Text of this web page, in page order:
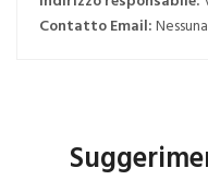
Contatto Email: